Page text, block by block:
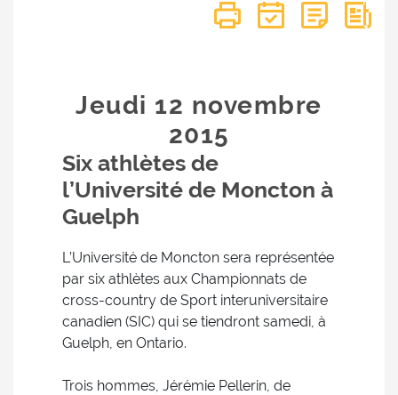
Jeudi 12 novembre
2015
Six athlètes de
l’Université de Moncton à
Guelph
L’Université de Moncton sera représentée
par six athlètes aux Championnats de
cross-country de Sport interuniversitaire
canadien (SIC) qui se tiendront samedi, à
Guelph, en Ontario.
Trois hommes, Jérémie Pellerin, de